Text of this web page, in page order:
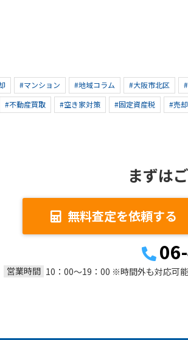
#マンション #地域コラム #大阪市北区
#不動産買取 #空き家対策 #固定資産税 #売
まずは
無料査定を依頼する
営業時間 10：00～19：00 ※時間外も対応可